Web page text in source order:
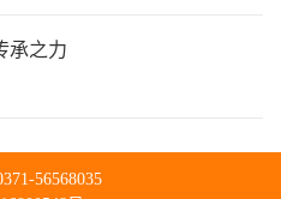
承之力
56568035